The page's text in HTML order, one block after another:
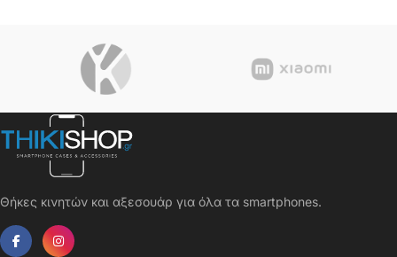
Θήκες κινητών και αξεσουάρ για όλα τα smartphones.